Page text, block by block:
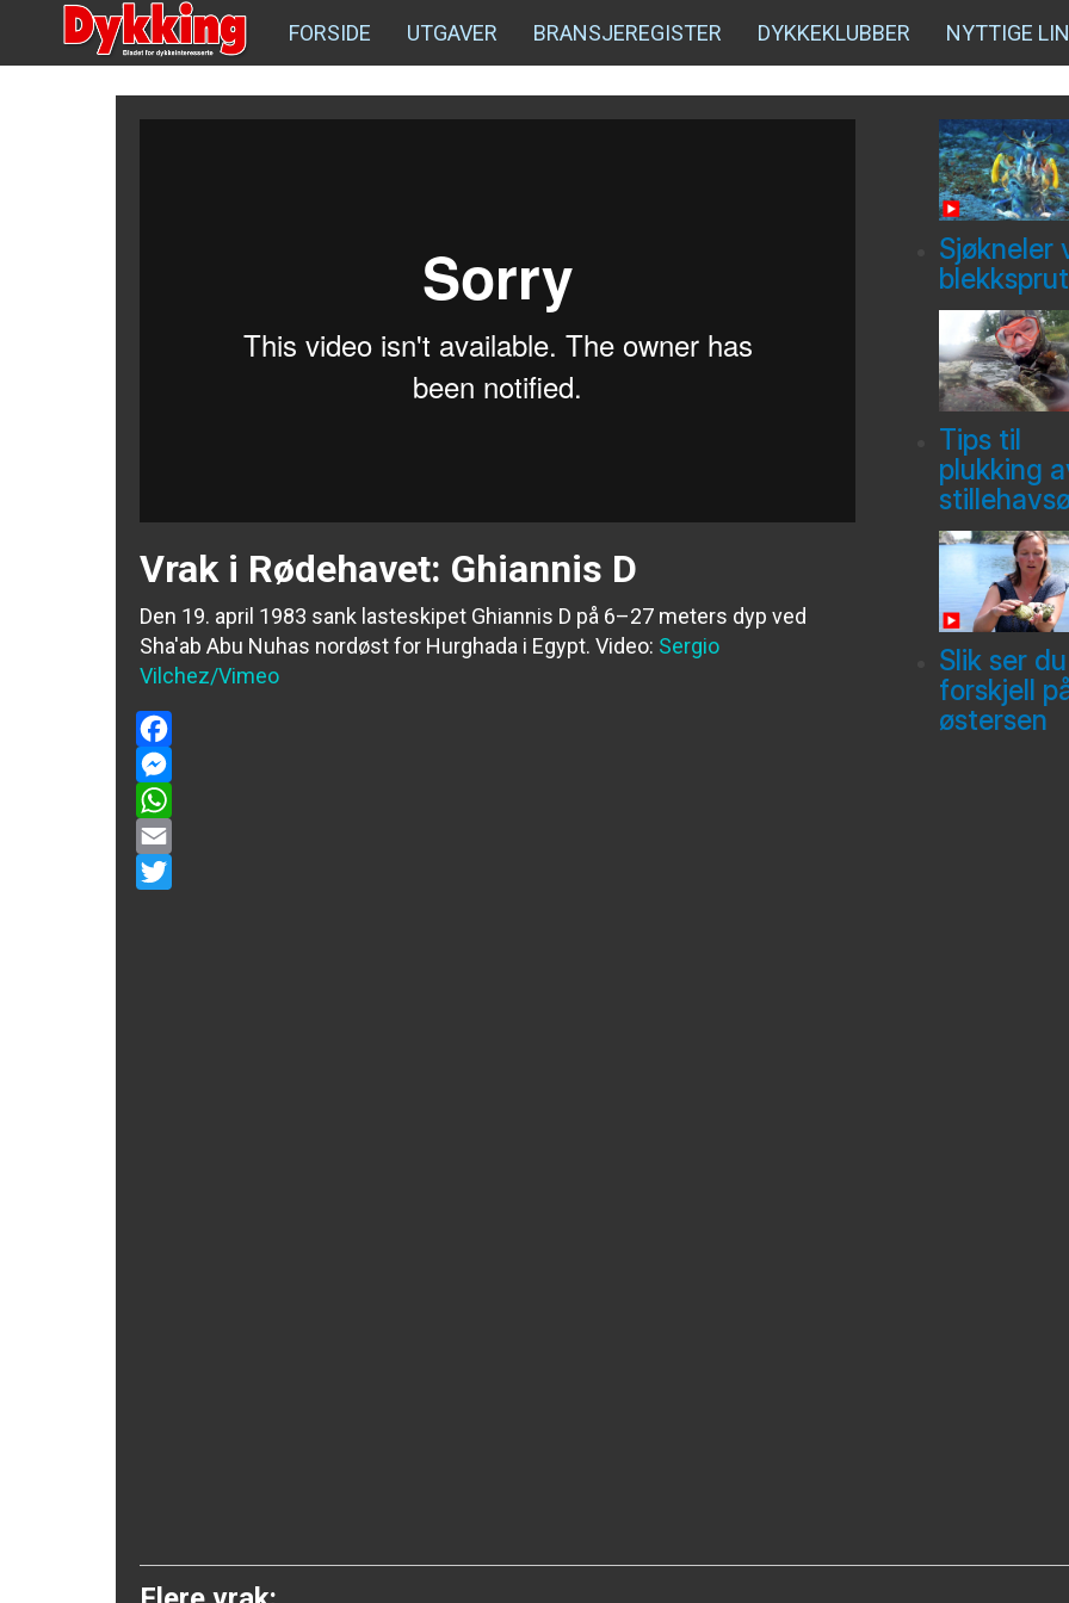
FORSIDE UTGAVER BRANSJEREGISTER DYKKEKLUBBER NYTTIGE
Vrak i Rødehavet: Ghiannis D
Den 19. april 1983 sank lasteskipet Ghiannis D på 6–27 meters dyp ved
Sha'ab Abu Nuhas nordøst for Hurghada i Egypt. Video: Sergio
Vilchez/Vimeo
Facebook
Messenger
WhatsApp
Email
Sjøkneler
blekksprut
Tips til
plukking
Slik ser du
forskjell
østersen